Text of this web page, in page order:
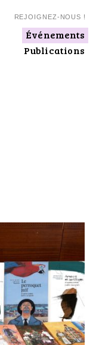
REJOIGNEZ-NOUS !
Événements
Publications